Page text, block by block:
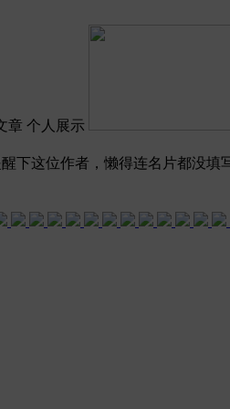
章 个人展示
下这位作者，懒得连名片都没填